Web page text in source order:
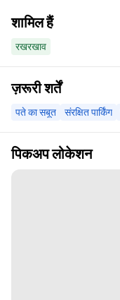
शामिल हैं
रखरखाव
ज़रूरी शर्तें
पते का सबूत संरक्षित पार्किंग
पिकअप लोकेशन